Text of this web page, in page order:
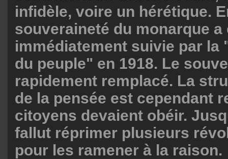
infidèle, voire un hérétique.
souveraineté du monarque a
immédiatement suivie par la
du peuple" en 1918. Le
rapidement remplacé. La
de la pensée est cependant
citoyens devaient obéir.
fallut réprimer plusieurs
pour les ramener à la raison.